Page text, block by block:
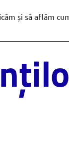
2022
și să aflăm